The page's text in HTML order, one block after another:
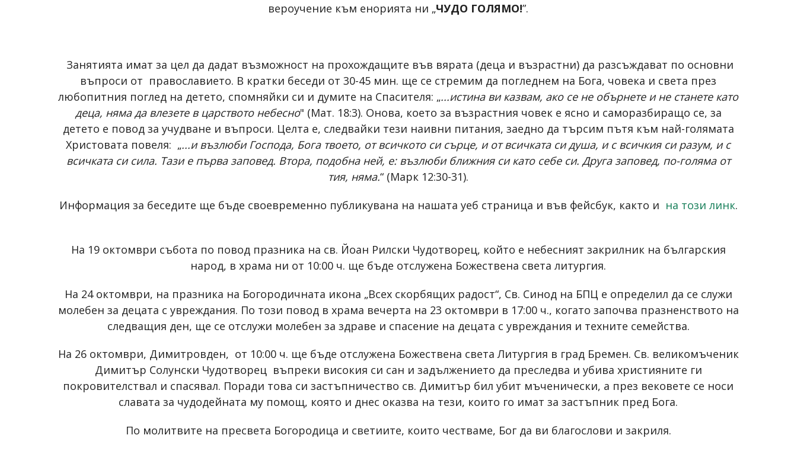
вероучение към енорията ни „ЧУДО ГОЛЯМО!”.
Занятията имат за цел да дадат възможност на прохождащите във вярата (деца и възрастни) да разсъждават по основни
въпроси от православието. В кратки беседи от 30-45 мин. ще се стремим да погледнем на Бога, човека и света през
любопитния поглед на детето, спомняйки си и думите на Спасителя: „...истина ви казвам, ако се не обърнете и не станете като
деца, няма да влезете в царството небесно" (Мат. 18:3). Онова, което за възрастния човек е ясно и саморазбиращо се, за
детето е повод за учудване и въпроси. Целта е, следвайки тези наивни питания, заедно да търсим пътя към най-голямата
Христовата повеля: „...и възлюби Господа, Бога твоето, от всичкото си сърце, и от всичката си душа, и с всичкия си разум, и с
всичката си сила. Тази е първа заповед. Втора, подобна ней, е: възлюби ближния си като себе си. Друга заповед, по-голяма от
тия, няма.“ (Марк 12:30-31).
Информация за беседите ще бъде своевременно публикувана на нашата уеб страница и във фейсбук, както и на този линк.
На 19 октомври събота по повод празника на св. Йоан Рилски Чудотворец, който е небесният закрилник на българския
народ, в храма ни от 10:00 ч. ще бъде отслужена Божествена света литургия.
На 24 октомври, на празника на Богородичната икона „Всех скорбящих радост“, Св. Синод на БПЦ е определил да се служи
молебен за децата с увреждания. По този повод в храма вечерта на 23 октомври в 17:00 ч., когато започва празненството на
следващия ден, ще се отслужи молебен за здраве и спасение на децата с увреждания и техните семейства.
На 26 октомври, Димитровден, от 10:00 ч. ще бъде отслужена Божествена света Литургия в град Бремен. Св. великомъченик
Димитър Солунски Чудотворец въпреки високия си сан и задължението да преследва и убива християните ги
покровителствал и спасявал. Поради това си застъпничество св. Димитър бил убит мъченически, а през вековете се носи
славата за чудодейната му помощ, която и днес оказва на тези, които го имат за застъпник пред Бога.
По молитвите на пресвета Богородица и светиите, които честваме, Бог да ви благослови и закриля.